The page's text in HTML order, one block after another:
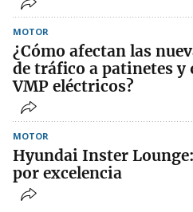
MOTOR
¿Cómo afectan las
de tráfico a patinetes y
VMP eléctricos?
MOTOR
Hyundai Inster
por excelencia